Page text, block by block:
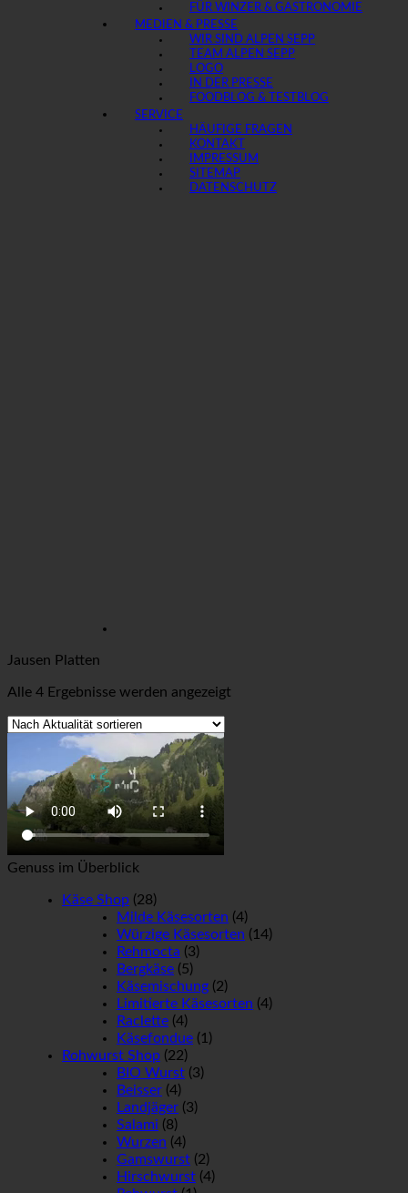
FÜR WINZER & GASTRONOMIE
MEDIEN & PRESSE
WIR SIND ALPEN SEPP
TEAM ALPEN SEPP
LOGO
IN DER PRESSE
FOODBLOG & TESTBLOG
SERVICE
HÄUFIGE FRAGEN
KONTAKT
IMPRESSUM
SITEMAP
DATENSCHUTZ
Jausen Platten
Alle 4 Ergebnisse werden angezeigt
Genuss im Überblick
Käse Shop (28)
Milde Käsesorten (4)
Würzige Käsesorten (14)
Rehmocta (3)
Bergkäse (5)
Käsemischung (2)
Limitierte Käsesorten (4)
Raclette (4)
Käsefondue (1)
Rohwurst Shop (22)
BIO Wurst (3)
Beisser (4)
Landjäger (3)
Salami (8)
Wurzen (4)
Gamswurst (2)
Hirschwurst (4)